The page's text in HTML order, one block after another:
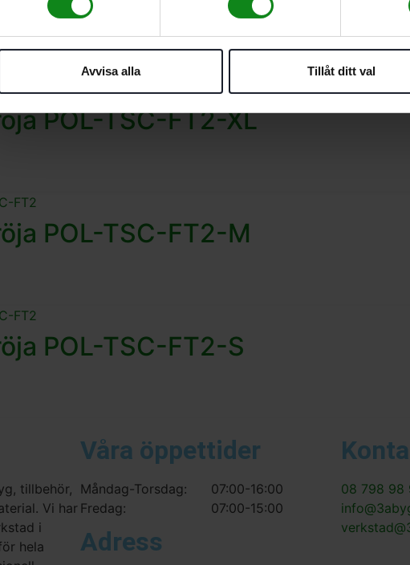
Avvisa alla Tillåt ditt val
POL-TSC-FT2-XXL
POL-TSC-FT2-XL
POL-TSC-FT2-M
POL-TSC-FT2-S
tillbehör,
Vi har
i
hela
Våra öppettider
Måndag-Torsdag:
Fredag:
07:00-16:00
07:00-15:00
Adress
08 798 98